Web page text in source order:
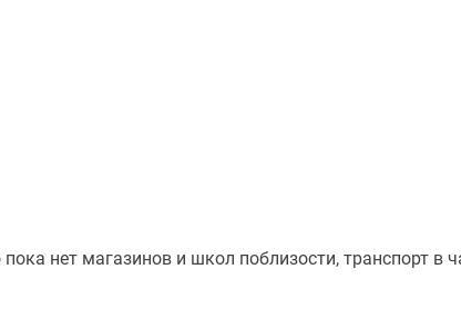
нет магазинов и школ поблизости, транспорт в